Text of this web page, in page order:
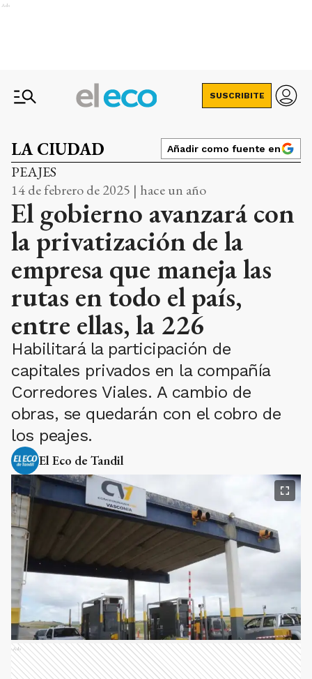
Ads
SUSCRIBITE
LA CIUDAD Añadir como fuente en
PEAJES
14 de febrero de 2025 | hace un año
El gobierno avanzará con
la privatización de la
empresa que maneja las
rutas en todo el país,
entre ellas, la 226
Habilitará la participación de
capitales privados en la compañía
Corredores Viales. A cambio de
obras, se quedarán con el cobro de
los peajes.
El Eco de Tandil
Ads